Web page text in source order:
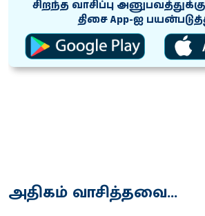
சிறந்த வாசிப்பு
திசை App-ஐ
அதிகம் வாசித்தவை...